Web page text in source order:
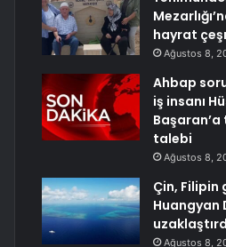
hayrat
Ağustos 8,
Ahbap
iş insanı
talebi
Ağustos 8,
Çin, Filipin
Huangyan
Ağustos 8,